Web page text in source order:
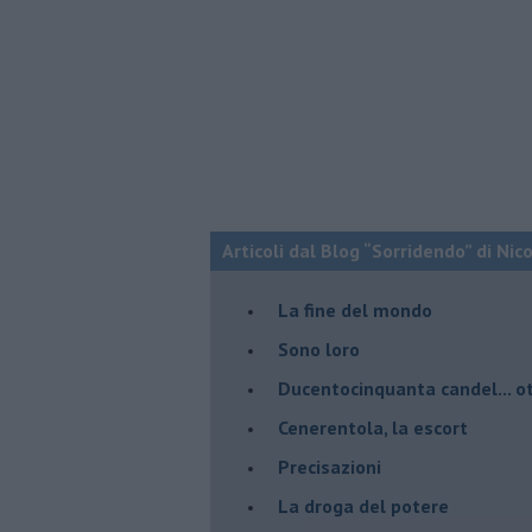
Articoli dal Blog “Sorridendo” di
La fine del mondo
Sono loro
Ducentocinquanta candel...
Cenerentola, la escort
Precisazioni
La droga del potere